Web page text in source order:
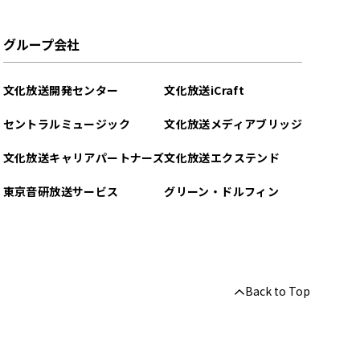
グループ会社
文化放送開発センター
セントラルミュージック
文化放送キャリアパートナーズ
東京音研放送サービス
文化放送iCraft
文化放送メディアブリッジ
文化放送エクステンド
グリーン・ドルフィン
Back to Top